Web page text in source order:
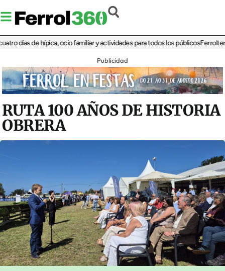
de hípica, ocio familiar y actividades para todos los públicosFerrolterra
Publicidad
RUTA 100 AÑOS DE HISTORIA
OBRERA